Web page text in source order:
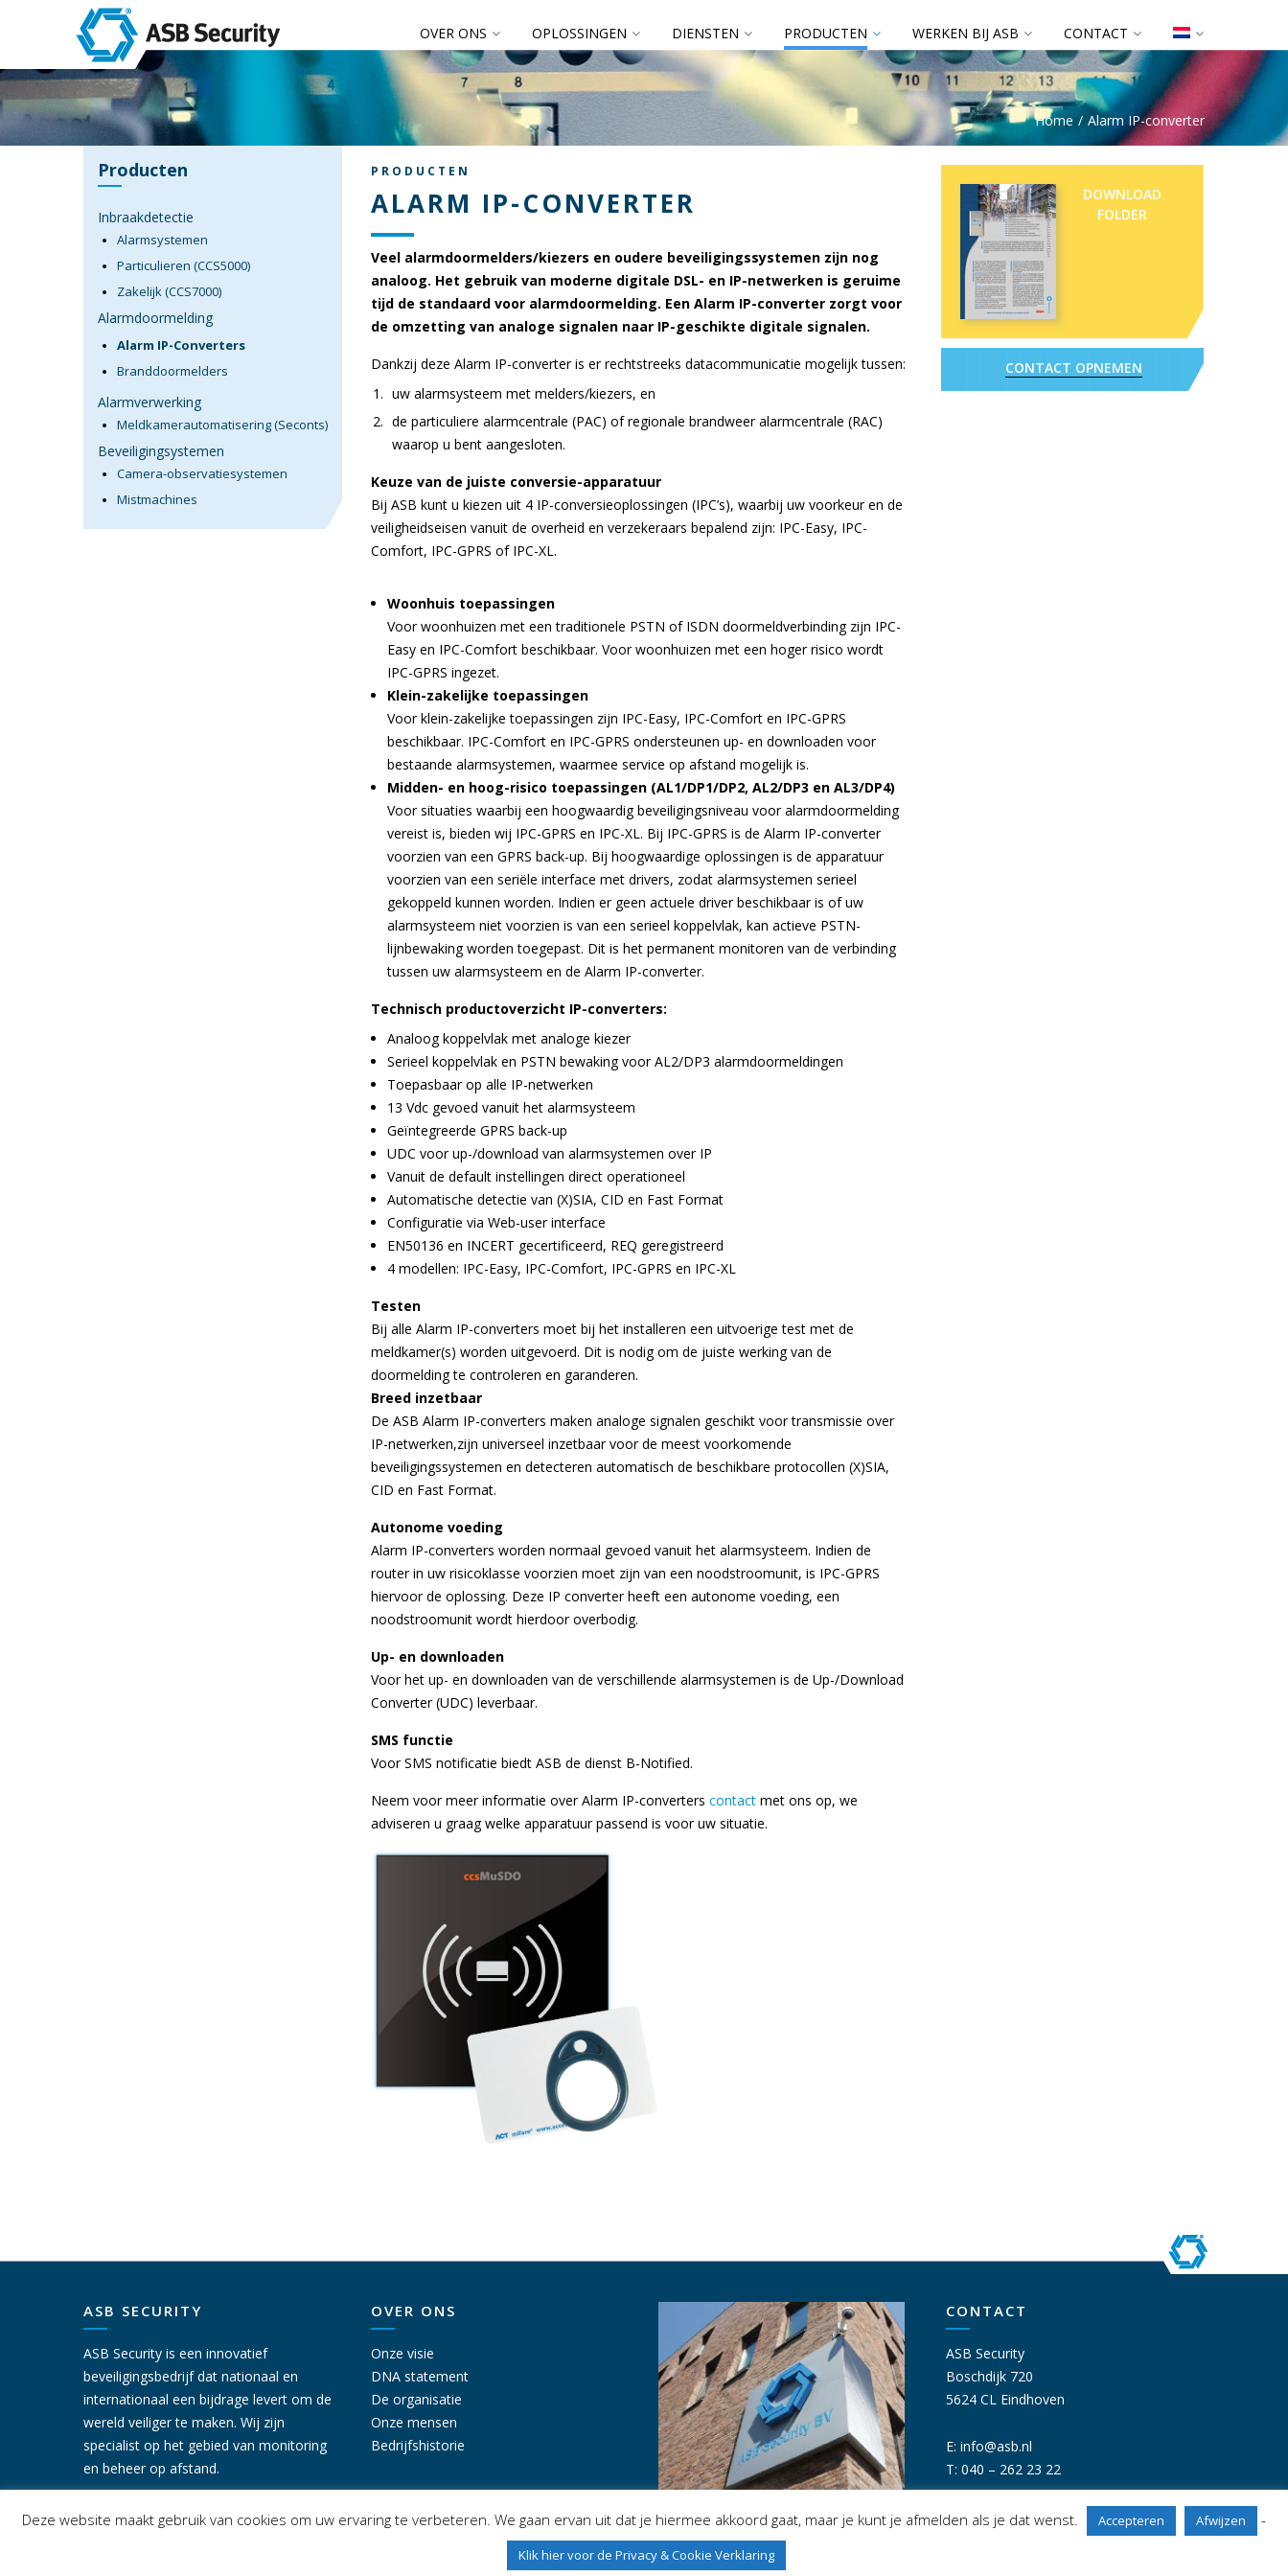
OVER ONS OPLOSSINGEN DIENSTEN PRODUCTEN WERKEN BIJ ASB CONTACT
Home Alarm IP-converter
PRODUCTEN
ALARM IP-CONVERTER
Veel alarmdoormelders/kiezers en oudere beveiligingssystemen zijn nog
analoog. Het gebruik van moderne digitale DSL- en IP-netwerken is geruime
tijd de standaard voor alarmdoormelding. Een Alarm IP-converter zorgt voor
de omzetting van analoge signalen naar IP-geschikte digitale signalen.
Dankzij deze Alarm IP-converter is er rechtstreeks datacommunicatie mogelijk tussen:
uw alarmsysteem met melders/kiezers, en
de particuliere alarmcentrale (PAC) of regionale brandweer alarmcentrale (RAC)
waarop u bent aangesloten.
Keuze van de juiste conversie-apparatuur
Bij ASB kunt u kiezen uit 4 IP-conversieoplossingen (IPC’s), waarbij uw voorkeur en de
veiligheidseisen vanuit de overheid en verzekeraars bepalend zijn: IPC-Easy, IPC-
Comfort, IPC-GPRS of IPC-XL.
Woonhuis toepassingen
Voor woonhuizen met een traditionele PSTN of ISDN doormeldverbinding zijn IPC-
Easy en IPC-Comfort beschikbaar. Voor woonhuizen met een hoger risico wordt
IPC-GPRS ingezet.
Klein-zakelijke toepassingen
Voor klein-zakelijke toepassingen zijn IPC-Easy, IPC-Comfort en IPC-GPRS
beschikbaar. IPC-Comfort en IPC-GPRS ondersteunen up- en downloaden voor
bestaande alarmsystemen, waarmee service op afstand mogelijk is.
Midden- en hoog-risico toepassingen (AL1/DP1/DP2, AL2/DP3 en AL3/DP4)
Voor situaties waarbij een hoogwaardig beveiligingsniveau voor alarmdoormelding
vereist is, bieden wij IPC-GPRS en IPC-XL. Bij IPC-GPRS is de Alarm IP-converter
voorzien van een GPRS back-up. Bij hoogwaardige oplossingen is de apparatuur
voorzien van een seriële interface met drivers, zodat alarmsystemen serieel
gekoppeld kunnen worden. Indien er geen actuele driver beschikbaar is of uw
alarmsysteem niet voorzien is van een serieel koppelvlak, kan actieve PSTN-
lijnbewaking worden toegepast. Dit is het permanent monitoren van de verbinding
tussen uw alarmsysteem en de Alarm IP-converter.
Technisch productoverzicht IP-converters:
Analoog koppelvlak met analoge kiezer
Serieel koppelvlak en PSTN bewaking voor AL2/DP3 alarmdoormeldingen
Toepasbaar op alle IP-netwerken
13 Vdc gevoed vanuit het alarmsysteem
Geïntegreerde GPRS back-up
UDC voor up-/download van alarmsystemen over IP
Vanuit de default instellingen direct operationeel
Automatische detectie van (X)SIA, CID en Fast Format
Configuratie via Web-user interface
EN50136 en INCERT gecertificeerd, REQ geregistreerd
4 modellen: IPC-Easy, IPC-Comfort, IPC-GPRS en IPC-XL
Testen
Bij alle Alarm IP-converters moet bij het installeren een uitvoerige test met de
meldkamer(s) worden uitgevoerd. Dit is nodig om de juiste werking van de
doormelding te controleren en garanderen.
Breed inzetbaar
De ASB Alarm IP-converters maken analoge signalen geschikt voor transmissie over
IP-netwerken,zijn universeel inzetbaar voor de meest voorkomende
beveiligingssystemen en detecteren automatisch de beschikbare protocollen (X)SIA,
CID en Fast Format.
Autonome voeding
Alarm IP-converters worden normaal gevoed vanuit het alarmsysteem. Indien de
router in uw risicoklasse voorzien moet zijn van een noodstroomunit, is IPC-GPRS
hiervoor de oplossing. Deze IP converter heeft een autonome voeding, een
noodstroomunit wordt hierdoor overbodig.
Up- en downloaden
Voor het up- en downloaden van de verschillende alarmsystemen is de Up-/Download
Converter (UDC) leverbaar.
SMS functie
Voor SMS notificatie biedt ASB de dienst B-Notified.
Neem voor meer informatie over Alarm IP-converters contact met ons op, we
adviseren u graag welke apparatuur passend is voor uw situatie.
DOWNLOAD
FOLDER
CONTACT OPNEMEN
Producten
Inbraakdetectie
Alarmsystemen
Particulieren (CCS5000)
Zakelijk (CCS7000)
Alarmdoormelding
Alarm IP-Converters
Branddoormelders
Alarmverwerking
Meldkamerautomatisering (Seconts)
Beveiligingsystemen
Camera-observatiesystemen
Mistmachines
ASB SECURITY
ASB Security is een innovatief
beveiligingsbedrijf dat nationaal en
internationaal een bijdrage levert om de
wereld veiliger te maken. Wij zijn
specialist op het gebied van monitoring
en beheer op afstand.
OVER ONS
Onze visie
DNA statement
De organisatie
Onze mensen
Bedrijfshistorie
CONTACT
ASB Security
Boschdijk 720
5624 CL Eindhoven
E: info@asb.nl
T: 040 – 262 23 22
Deze website maakt gebruik van cookies om uw ervaring te verbeteren. We gaan ervan uit dat je hiermee akkoord gaat, maar je kunt je afmelden als je dat wenst. Accepteren Afwijzen -
Klik hier voor de Privacy & Cookie Verklaring